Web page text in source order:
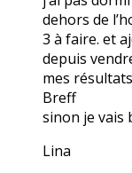
dehors de
3 à faire. et
depuis
mes
Breff
sinon je vais
Lina